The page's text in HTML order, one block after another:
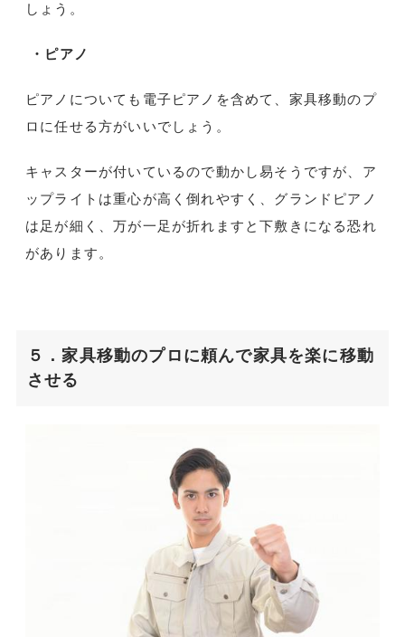
しょう。
・ピアノ
ピアノについても電子ピアノを含めて、家具移動のプ
ロに任せる方がいいでしょう。
キャスターが付いているので動かし易そうですが、ア
ップライトは重心が高く倒れやすく、グランドピアノ
は足が細く、万が一足が折れますと下敷きになる恐れ
があります。
５．家具移動のプロに頼んで家具を楽に移動
させる